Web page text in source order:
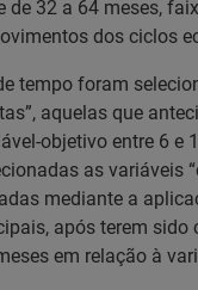
de 32 a 64 meses,
dos ciclos
tempo foram
aquelas que
objetivo entre 6 e
as variáveis
mediante a
após terem sido
em relação à